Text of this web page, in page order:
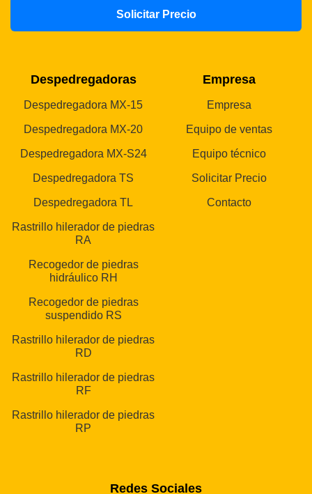
Solicitar Precio
Despedregadoras
Despedregadora MX-15
Despedregadora MX-20
Despedregadora MX-S24
Despedregadora TS
Despedregadora TL
Rastrillo hilerador de piedras
RA
Recogedor de piedras
hidráulico RH
Recogedor de piedras
suspendido RS
Rastrillo hilerador de piedras
RD
Rastrillo hilerador de piedras
RF
Rastrillo hilerador de piedras
RP
Empresa
Empresa
Equipo de ventas
Equipo técnico
Solicitar Precio
Contacto
Redes Sociales